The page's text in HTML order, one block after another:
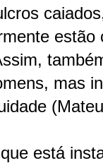
mas
está